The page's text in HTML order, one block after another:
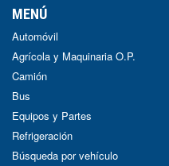
MENÚ
Automóvil
Agrícola y Maquinaria O.P.
Camión
Bus
Equipos y Partes
Refrigeración
Búsqueda por vehículo